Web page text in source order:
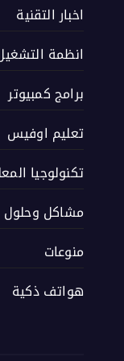
اخبار التقنية
انظمة
برامج كمبيوتر
تعليم اوفيس
تكنولوجيا
مشاكل وحلول
منوعات
هواتف ذكية